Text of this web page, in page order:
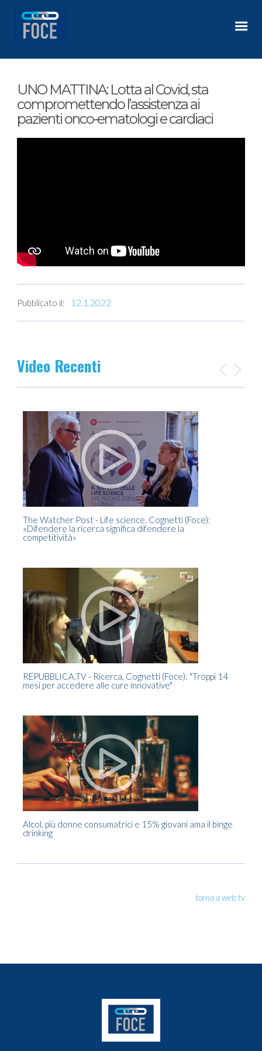
UNO MATTINA: Lotta al Covid, sta
compromettendo l’assistenza ai
pazienti onco-ematologi e cardiaci
Pubblicato il: 12.1.2022
Video Recenti
The Watcher Post - Life science, Cognetti (Foce):
«Difendere la ricerca significa difendere la
competitività»
REPUBBLICA.TV - Ricerca, Cognetti (Foce): "Troppi 14
mesi per accedere alle cure innovative"
Alcol, più donne consumatrici e 15% giovani ama il binge
drinking
torna a web tv